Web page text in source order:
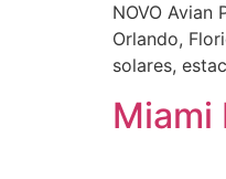
NOVO
Orlando,
solares,
Miami